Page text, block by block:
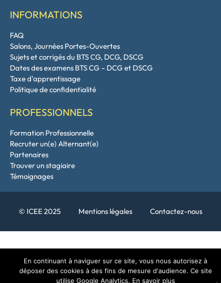
INFORMATIONS
FAQ
Salons, Journées Portes-Ouvertes
Sujets et corrigés du BTS CG, DCG, DSCG
Dates des examens BTS CG – DCG et DSCG
Taxe d’apprentissage
Politique de confidentialité
PROFESSIONNELS
Formation Professionnelle
Recruter un(e) Alternant(e)
Partenaires
Trouver un stagiaire
Témoignages
© ICEE 2025 Mentions légales Contactez-nous
En continuant à naviguer sur ce site, vous nous autorisez à
déposer des cookies à des fins de mesure d'audience. Ce site
utilise Google Analytics. En savoir plus